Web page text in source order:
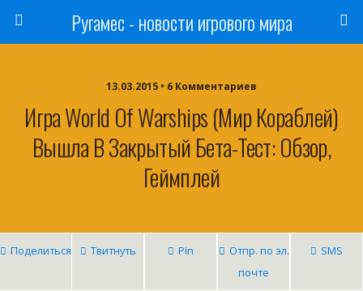
Ругамес - новости игрового мира
13.03.2015 • 6 Комментариев
Игра World Of Warships (Мир Кораблей)
Вышла В Закрытый Бета-Тест: Обзор,
Геймплей
Поделиться Твитнуть Pin
Отпр. по эл.
почте
SMS